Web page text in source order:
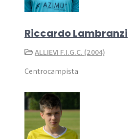
Riccardo Lambranzi
ALLIEVI F.I.G.C. (2004)
Centrocampista